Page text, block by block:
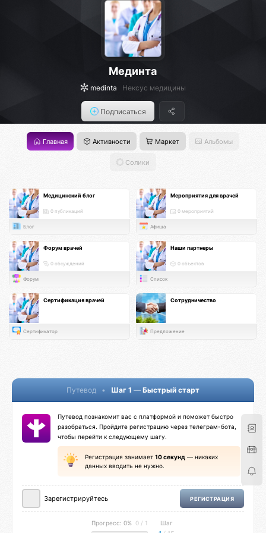
Мединта
medinta Нексус медицины
Подписаться
Главная Активности Маркет Альбомы
Солики
Медицинский блог
0 публикаций
Блог
Мероприятия для врачей
0 мероприятий
Афиша
Форум врачей
0 обсуждений
Форум
Наши партнеры
0 объектов
Список
Сертификация врачей
Сертификатор
Сотрудничество
Предложение
Путевод • Шаг 1 — Быстрый старт
Путевод познакомит вас с платформой и поможет быстро
разобраться. Пройдите регистрацию через телеграм-бота,
чтобы перейти к следующему шагу.
Регистрация занимает 10 секунд — никаких
данных вводить не нужно.
Зарегистрируйтесь РЕГИСТРАЦИЯ
Прогресс: 0% 0 / 1 Шаг